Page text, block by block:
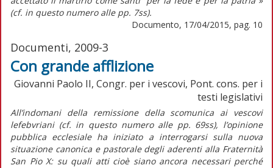
(cf. in questo numero alle pp. 7ss).
Documento, 17/04/2015, pag. 10
Documenti, 2009-3
Con grande afflizione
Giovanni Paolo II, Congr. per i vescovi, Pont. cons. per i
testi legislativi
All’indomani della remissione della scomunica ai vescovi
lefebvriani (cf. in questo numero alle pp. 69ss), l’opinione
pubblica ecclesiale ha iniziato a interrogarsi sulla nuova
situazione canonica e pastorale degli aderenti alla Fraternità
San Pio X: su quali atti cioè siano ancora necessari perché